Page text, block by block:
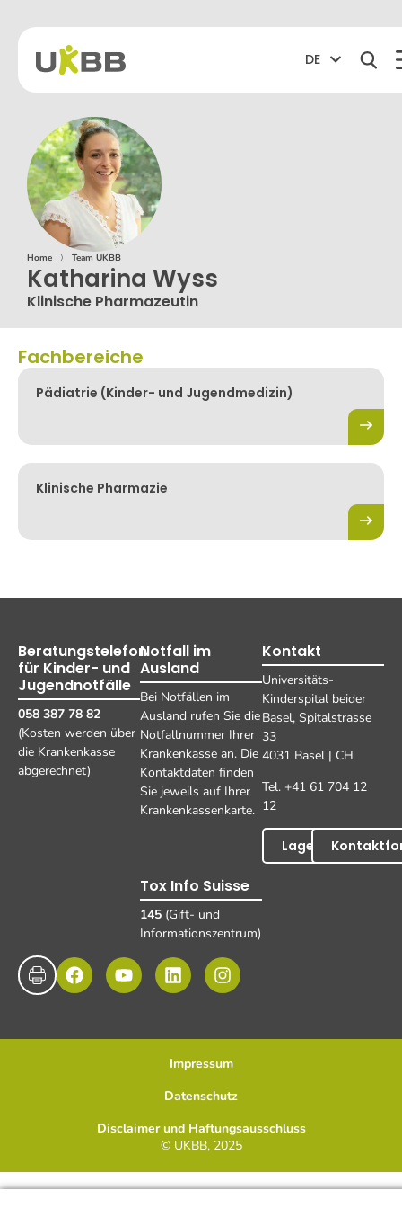
DE
Home ⟩ Team UKBB
Katharina Wyss
Klinische Pharmazeutin
Fachbereiche
Pädiatrie (Kinder- und Jugendmedizin)
Klinische Pharmazie
Beratungstelefon
für Kinder- und
Jugendnotfälle
058 387 78 82
(Kosten werden über
die Krankenkasse
abgerechnet)
Notfall im
Ausland
Bei Notfällen im
Ausland rufen Sie die
Notfallnummer Ihrer
Krankenkasse an. Die
Kontaktdaten finden
Sie jeweils auf Ihrer
Krankenkassenkarte.
Tox Info Suisse
145 (Gift- und
Informationszentrum)
Kontakt
Universitäts-
Kinderspital beider
Basel, Spitalstrasse
33
4031 Basel | CH
Tel. +41 61 704 12
12
Lageplan
© UKBB, 2025
Impressum
Datenschutz
Disclaimer und Haftungsausschluss